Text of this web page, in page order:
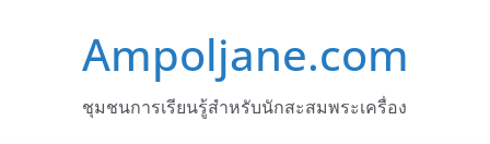
Ampoljane.com
ชุมชนการเรียนรู้สำหรับนักสะสมพระเครื่อง